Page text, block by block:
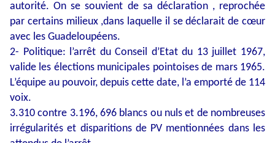
autorité. On se souvient de sa déclaration , reprochée
par certains milieux ,dans laquelle il se déclarait de cœur
avec les Guadeloupéens.
2- Politique: l’arrêt du Conseil d’Etat du 13 juillet 1967,
valide les élections municipales pointoises de mars 1965.
L’équipe au pouvoir, depuis cette date, l’a emporté de 114
voix.
3.310 contre 3.196, 696 blancs ou nuls et de nombreuses
irrégularités et disparitions de PV mentionnées dans les